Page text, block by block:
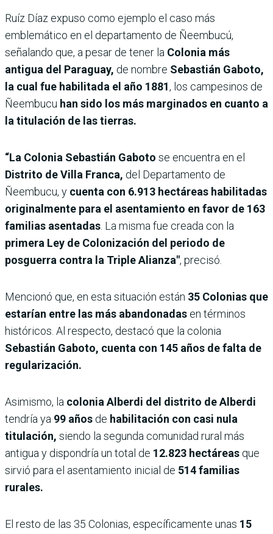
Ruíz Díaz expuso como ejemplo el caso más
emblemático en el departamento de Ñeembucú,
señalando que, a pesar de tener la Colonia más
antigua del Paraguay, de nombre Sebastián Gaboto,
la cual fue habilitada el año 1881, los campesinos de
Ñeembucu han sido los más marginados en cuanto a
la titulación de las tierras.
“La Colonia Sebastián Gaboto se encuentra en el
Distrito de Villa Franca, del Departamento de
Ñeembucu, y cuenta con 6.913 hectáreas habilitadas
originalmente para el asentamiento en favor de 163
familias asentadas . La misma fue creada con la
primera Ley de Colonización del periodo de
posguerra contra la Triple Alianza", precisó.
Mencionó que, en esta situación están 35 Colonias que
estarían entre las más abandonadas en términos
históricos. Al respecto, destacó que la colonia
Sebastián Gaboto, cuenta con 145 años de falta de
regularización.
Asimismo, la colonia Alberdi del distrito de Alberdi
tendría ya 99 años de habilitación con casi nula
titulación, siendo la segunda comunidad rural más
antigua y dispondría un total de 12.823 hectáreas que
sirvió para el asentamiento inicial de 514 familias
rurales.
El resto de las 35 Colonias, específicamente unas 15